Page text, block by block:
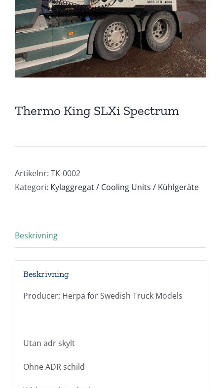
Thermo King SLXi Spectrum
Artikelnr: TK-0002
Kategori: Kylaggregat / Cooling Units / Kühlgeräte
Beskrivning
Beskrivning
Producer: Herpa for Swedish Truck Models
Utan adr skylt
Ohne ADR schild